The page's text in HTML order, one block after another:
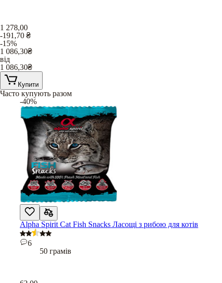
1 278,00
-191,70 ₴
-15%
1 086,30₴
від
1 086,30₴
Купити
Часто купують разом
-40%
Alpha Spirit Cat Fish Snacks Ласощі з рибою для котів
6
50 грамів